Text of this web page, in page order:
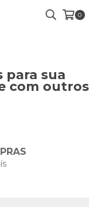
0
para sua
com outros